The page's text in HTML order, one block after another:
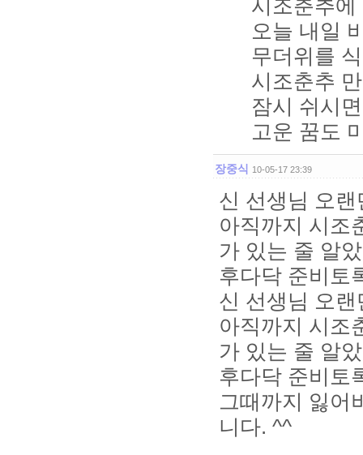
시조춘추
오늘 내일
무더위를
시조춘추
잠시 쉬시
고운 꿈도
장중식 10-05-17 23:39
신 선생님 오
아직까지 시조
가 있는 줄 알
후다닥 준비토
신 선생님 오
아직까지 시조
가 있는 줄 알
후다닥 준비토
그때까지 잃어
니다. ^^